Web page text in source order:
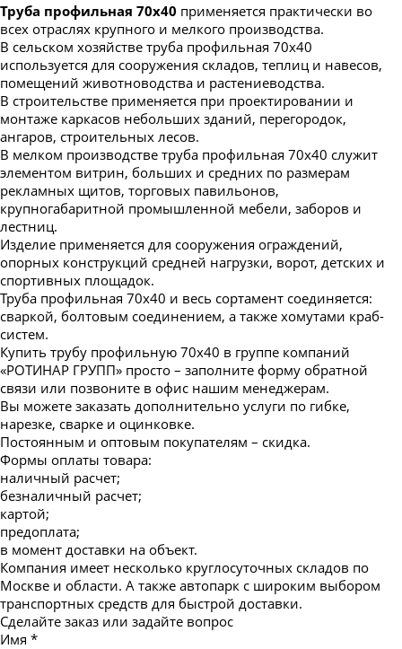
Труба профильная 70х40 применяется практически во
всех отраслях крупного и мелкого производства.
В сельском хозяйстве труба профильная 70х40
используется для сооружения складов, теплиц и навесов,
помещений животноводства и растениеводства.
В строительстве применяется при проектировании и
монтаже каркасов небольших зданий, перегородок,
ангаров, строительных лесов.
В мелком производстве труба профильная 70х40 служит
элементом витрин, больших и средних по размерам
рекламных щитов, торговых павильонов,
крупногабаритной промышленной мебели, заборов и
лестниц.
Изделие применяется для сооружения ограждений,
опорных конструкций средней нагрузки, ворот, детских и
спортивных площадок.
Труба профильная 70х40 и весь сортамент соединяется:
сваркой, болтовым соединением, а также хомутами краб-
систем.
Купить трубу профильную 70х40 в группе компаний
«РОТИНАР ГРУПП» просто – заполните форму обратной
связи или позвоните в офис нашим менеджерам.
Вы можете заказать дополнительно услуги по гибке,
нарезке, сварке и оцинковке.
Постоянным и оптовым покупателям – скидка.
Формы оплаты товара:
наличный расчет;
безналичный расчет;
картой;
предоплата;
в момент доставки на объект.
Компания имеет несколько круглосуточных складов по
Москве и области. А также автопарк с широким выбором
транспортных средств для быстрой доставки.
Сделайте заказ или задайте вопрос
Имя *